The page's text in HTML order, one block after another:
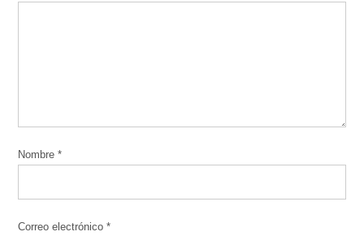
Nombre*
Correo electrónico*